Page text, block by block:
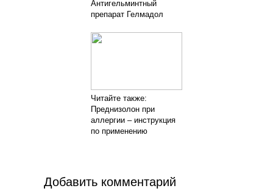
Антигельминтный
препарат Гелмадол
Читайте также:
Преднизолон при
аллергии – инструкция
по применению
Добавить комментарий